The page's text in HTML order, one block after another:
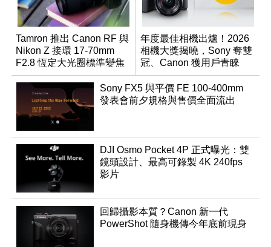
Tamron 推出 Canon RF 與
Nikon Z 接環 17-70mm
F2.8 恆定大光圈標準變焦
鏡
年度最佳相機出爐！2026
相機大獎揭曉，Sony 奪雙
冠、Canon 獲用戶青睞
Sony FX5 與平價 FE 100-400mm
發表會前夕規格與售價全面流出
DJI Osmo Pocket 4P 正式曝光：雙
鏡頭設計、最高可錄製 4K 240fps
影片
回歸攝影本質？Canon 新一代
PowerShot 隨身機傳今年底前現身